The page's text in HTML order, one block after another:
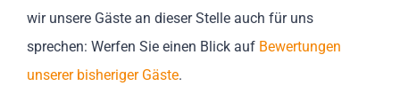
wir unsere Gäste an dieser Stelle auch für uns
sprechen: Werfen Sie einen Blick auf Bewertungen
unserer bisheriger Gäste.